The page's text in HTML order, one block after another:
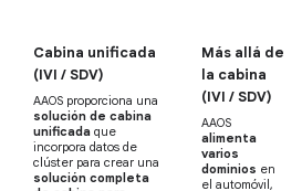
Cabina unificada
(IVI / SDV)
AAOS proporciona una
solución de cabina
unificada que
incorpora datos de
clúster para crear una
solución completa
Más allá de
la cabina
(IVI / SDV)
AAOS
alimenta
varios
dominios en
el automóvil,